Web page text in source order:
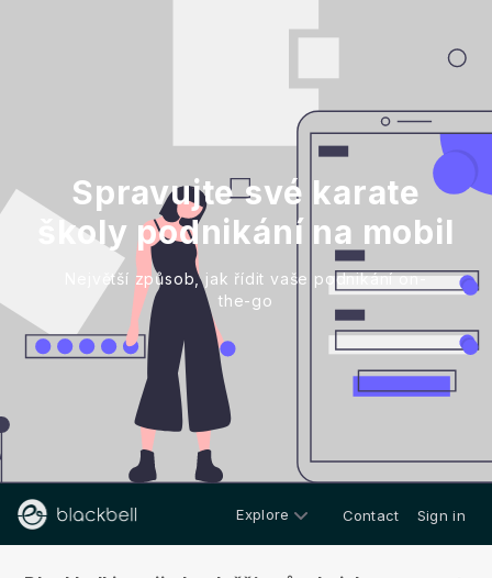
Spravujte své karate
školy podnikání na mobil
Největší způsob, jak řídit vaše podnikání on-
the-go
Explore Contact Sign in